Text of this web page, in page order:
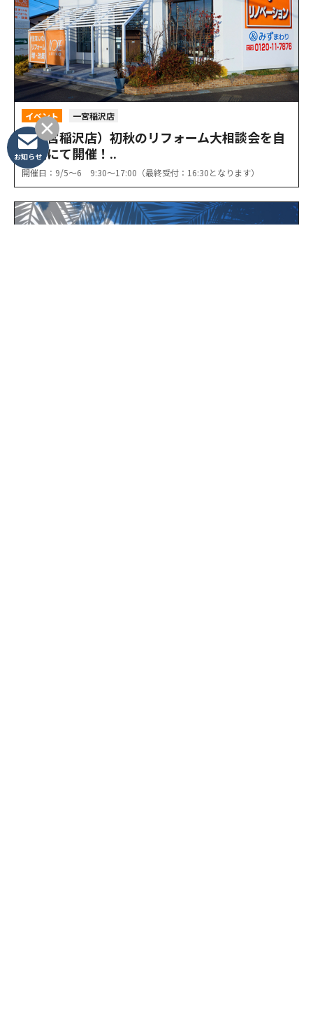
イベント 一宮稲沢店
（一宮稲沢店）初秋のリフォーム大相談会を自
店舗にて開催！..
開催日：9/5〜6 9:30〜17:00（最終受付：16:30となります）
お知らせ